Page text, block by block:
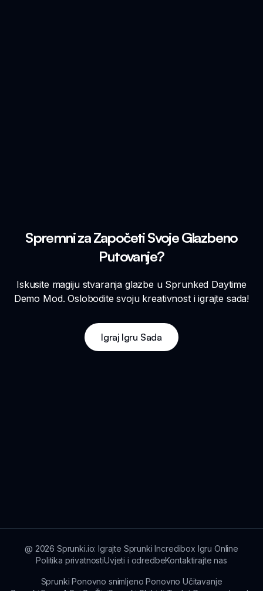
Spremni za Započeti Svoje Glazbeno
Putovanje?
Iskusite magiju stvaranja glazbe u Sprunked Daytime
Demo Mod. Oslobodite svoju kreativnost i igrajte sada!
Igraj Igru Sada
@ 2026 Sprunki.io: Igrajte Sprunki Incredibox Igru Online
Politika privatnostiUvjeti i odredbeKontaktirajte nas
Sprunki Ponovno snimljeno Ponovno Učitavanje